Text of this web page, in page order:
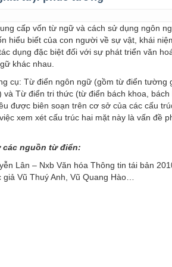
cấp vốn từ ngữ và cách sử dụng ngôn
hiểu biết của con người về sự vật, khái
dụng đặc biệt đối với sự phát triển văn
khác nhau.
cụ: Từ điển ngôn ngữ (gồm từ điển tường
Từ điển tri thức (từ điển bách khoa, bách
được biên soạn trên cơ sở của các cấu
xem xét cấu trúc hai mặt này là vấn đề
các nguồn từ điển:
Lân – Nxb Văn hóa Thông tin tái bản
Vũ Thuý Anh, Vũ Quang Hào…